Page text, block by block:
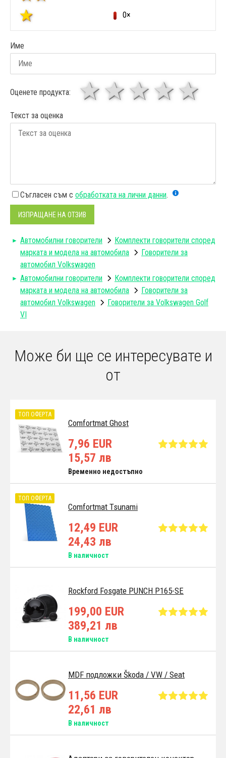
0×
Име
Оценете продукта: 4
3
звезди
1 звезда
Текст за оценка
Съгласен съм с обработката на лични данни.
ИЗПРАЩАНЕ НА ОТЗИВ
Автомобилни говорители
Комплекти говорители според
марката и модела на автомобила
Говорители за
автомобил Volkswagen
Автомобилни говорители
Комплекти говорители според
марката и модела на автомобила
Говорители за
автомобил Volkswagen
Говорители за Volkswagen Golf
VI
Може би ще се интересувате и
от
Comfortmat Ghost
ТОП ОФЕРТА
7,96 EUR
15,57 лв
Временно недостъпно
Comfortmat Tsunami
ТОП ОФЕРТА
12,49 EUR
24,43 лв
В наличност
Rockford Fosgate PUNCH P165-SE
199,00 EUR
389,21 лв
В наличност
MDF подложки Škoda / VW / Seat
11,56 EUR
22,61 лв
В наличност